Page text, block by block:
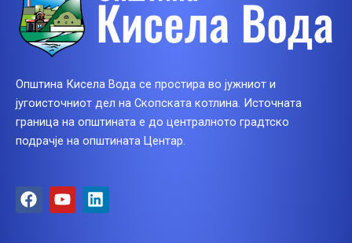
Општина Кисела Вода се простира во јужниот и
југоисточниот дел на Скопската котлина. Источната
граница на општината е до централното градтско
подрачје на општината Центар.
F
a
Y
o
L
i